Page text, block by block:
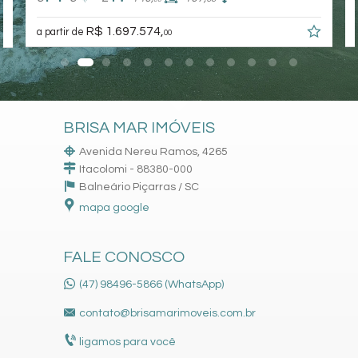
a partir de R$ 1.697.574,00
BRISA MAR IMÓVEIS
Avenida Nereu Ramos, 4265
Itacolomi - 88380-000
Balneário Piçarras / SC
mapa google
FALE CONOSCO
(47) 98496-5866 (WhatsApp)
contato@brisamarimoveis.com.br
ligamos para você